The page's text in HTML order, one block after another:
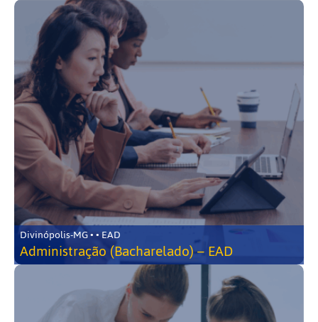
Divinópolis-MG • • EAD
Administração (Bacharelado) – EAD